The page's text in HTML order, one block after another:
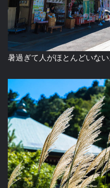
暑過ぎて人がほとんどいない